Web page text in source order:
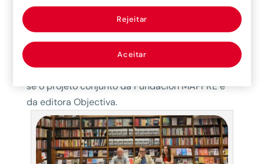
marcantes da vida contemporânea do país: a
política, a economia, a sociedade, a diplomacia
e a cultura. Com a publicação deste último
volume, dedicado à história da cultura
portuguesa contemporânea, em 2024, conclui-
se o projeto conjunto da Fundación MAPFRE e
da editora Objectiva.
Rejeitar
Aceitar